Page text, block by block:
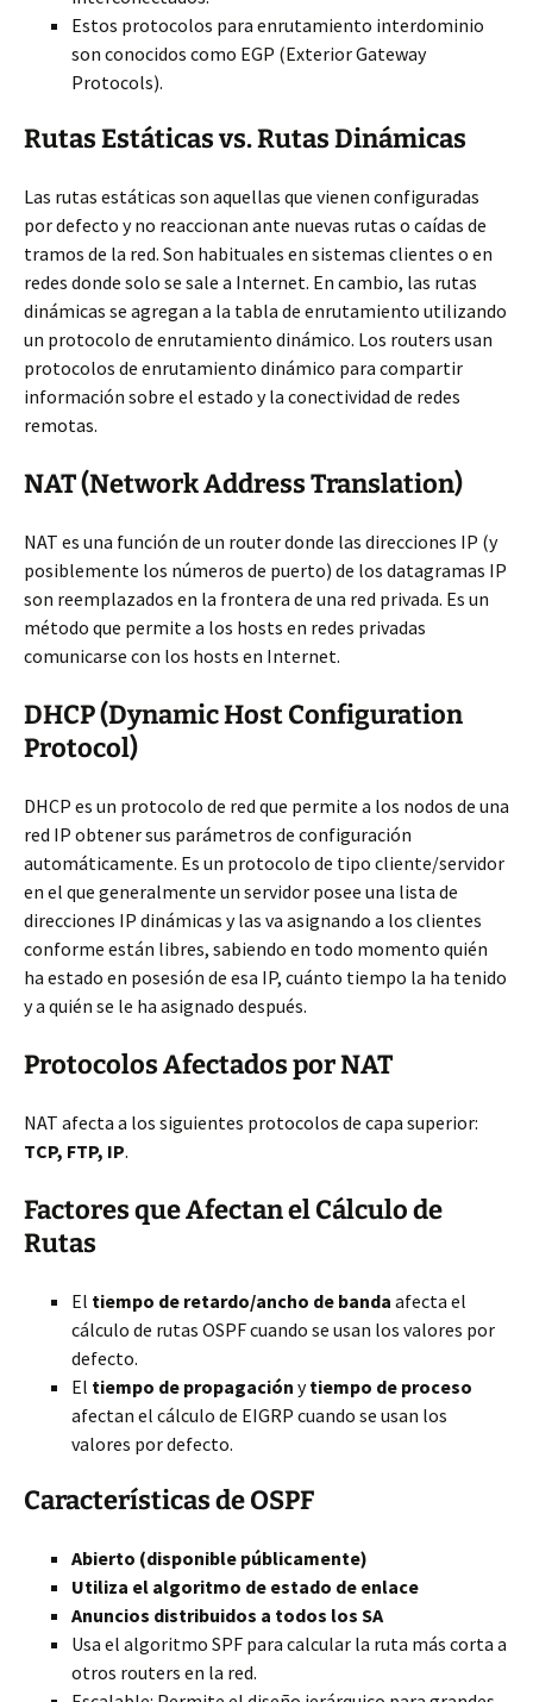
Estos protocolos para enrutamiento interdominio
son conocidos como EGP (Exterior Gateway
Protocols).
Rutas Estáticas vs. Rutas Dinámicas
Las rutas estáticas son aquellas que vienen configuradas
por defecto y no reaccionan ante nuevas rutas o caídas de
tramos de la red. Son habituales en sistemas clientes o en
redes donde solo se sale a Internet. En cambio, las rutas
dinámicas se agregan a la tabla de enrutamiento utilizando
un protocolo de enrutamiento dinámico. Los routers usan
protocolos de enrutamiento dinámico para compartir
información sobre el estado y la conectividad de redes
remotas.
NAT (Network Address Translation)
NAT es una función de un router donde las direcciones IP (y
posiblemente los números de puerto) de los datagramas IP
son reemplazados en la frontera de una red privada. Es un
método que permite a los hosts en redes privadas
comunicarse con los hosts en Internet.
DHCP (Dynamic Host Configuration
Protocol)
DHCP es un protocolo de red que permite a los nodos de una
red IP obtener sus parámetros de configuración
automáticamente. Es un protocolo de tipo cliente/servidor
en el que generalmente un servidor posee una lista de
direcciones IP dinámicas y las va asignando a los clientes
conforme están libres, sabiendo en todo momento quién
ha estado en posesión de esa IP, cuánto tiempo la ha tenido
y a quién se le ha asignado después.
Protocolos Afectados por NAT
NAT afecta a los siguientes protocolos de capa superior:
TCP, FTP, IP.
Factores que Afectan el Cálculo de
Rutas
El tiempo de retardo/ancho de banda afecta el
cálculo de rutas OSPF cuando se usan los valores por
defecto.
El tiempo de propagación ytiempo de proceso
afectan el cálculo de EIGRP cuando se usan los
valores por defecto.
Características de OSPF
Abierto (disponible públicamente)
Utiliza el algoritmo de estado de enlace
Anuncios distribuidos a todos los SA
Usa el algoritmo SPF para calcular la ruta más corta a
otros routers en la red.